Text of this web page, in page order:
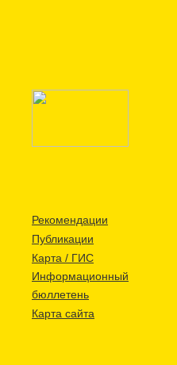
Рекомендации
Публикации
Карта / ГИС
Информационный
бюллетень
Карта сайта